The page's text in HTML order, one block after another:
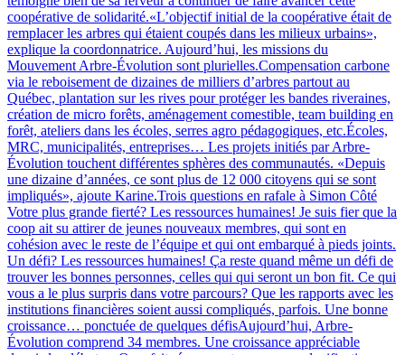
coopérative de solidarité.«L’objectif initial de la coopérative était de
remplacer les arbres qui étaient coupés dans les milieux urbains»,
explique la coordonnatrice. Aujourd’hui, les missions du
Mouvement Arbre-Évolution sont plurielles.Compensation carbone
via le reboisement de dizaines de milliers d’arbres partout au
Québec, plantation sur les rives pour protéger les bandes riveraines,
création de micro forêts, aménagement comestible, team building en
forêt, ateliers dans les écoles, serres agro pédagogiques, etc.Écoles,
MRC, municipalités, entreprises… Les projets initiés par Arbre-
Évolution touchent différentes sphères des communautés. «Depuis
une dizaine d’années, ce sont plus de 12 000 citoyens qui se sont
impliqués», ajoute Karine.Trois questions en rafale à Simon Côté
Votre plus grande fierté? Les ressources humaines! Je suis fier que la
coop ait su attirer de jeunes nouveaux membres, qui sont en
cohésion avec le reste de l’équipe et qui ont embarqué à pieds joints.
Un défi? Les ressources humaines! Ça reste quand même un défi de
trouver les bonnes personnes, celles qui qui seront un bon fit. Ce qui
vous a le plus surpris dans votre parcours? Que les rapports avec les
institutions financières soient aussi compliqués, parfois. Une bonne
croissance… ponctuée de quelques défisAujourd’hui, Arbre-
Évolution comprend 34 membres. Une croissance appréciable